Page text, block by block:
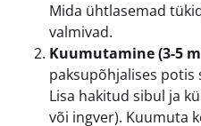
Mida ühtlasemad
valmivad.
Kuumutamine (3-5
paksupõhjalises potis
Lisa hakitud sibul ja
või ingver). Kuumuta